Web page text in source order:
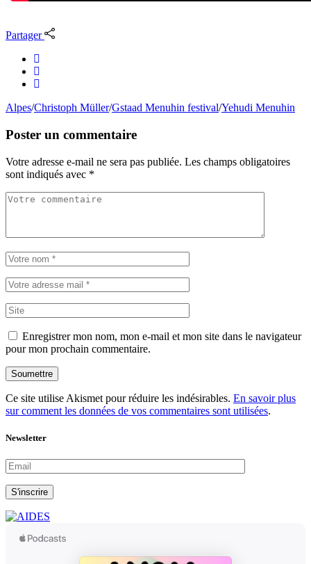
Partager
Alpes/Christoph Müller/Gstaad Menuhin festival/Yehudi Menuhin
Poster un commentaire
Votre adresse e-mail ne sera pas publiée. Les champs obligatoires
sont indiqués avec *
Enregistrer mon nom, mon e-mail et mon site dans le navigateur
pour mon prochain commentaire.
Soumettre
Ce site utilise Akismet pour réduire les indésirables. En savoir plus
sur comment les données de vos commentaires sont utilisées.
Newsletter
S'inscrire